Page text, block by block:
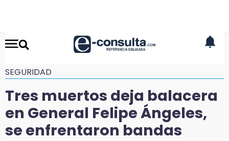
SEGURIDAD
Tres muertos deja balacera
en General Felipe Ángeles,
se enfrentaron bandas